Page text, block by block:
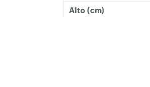
Alto (cm)